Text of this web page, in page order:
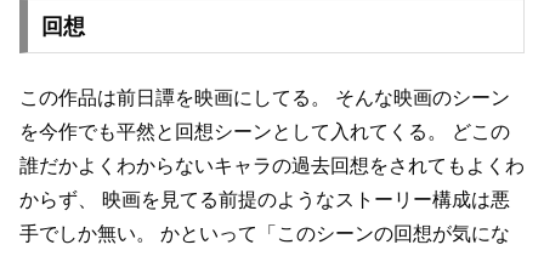
回想
この作品は前日譚を映画にしてる。
そんな映画のシーン
を今作でも平然と回想シーンとして入れてくる。
どこの
誰だかよくわからないキャラの過去回想をされてもよくわ
からず、
映画を見てる前提のようなストーリー構成は悪
手でしか無い。
かといって「このシーンの回想が気にな